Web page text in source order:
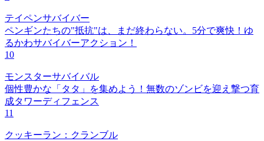
テイペンサバイバー
ペンギンたちの"抵抗"は、まだ終わらない。5分で爽快！ゆ
るかわサバイバーアクション！
10
モンスターサバイバル
個性豊かな「タタ」を集めよう！無数のゾンビを迎え撃つ育
成タワーディフェンス
11
クッキーラン：クランブル